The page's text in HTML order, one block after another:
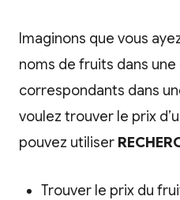
Imaginons que vous
noms de fruits dans
correspondants dans
voulez trouver le prix
pouvez utiliser
Trouver le prix du